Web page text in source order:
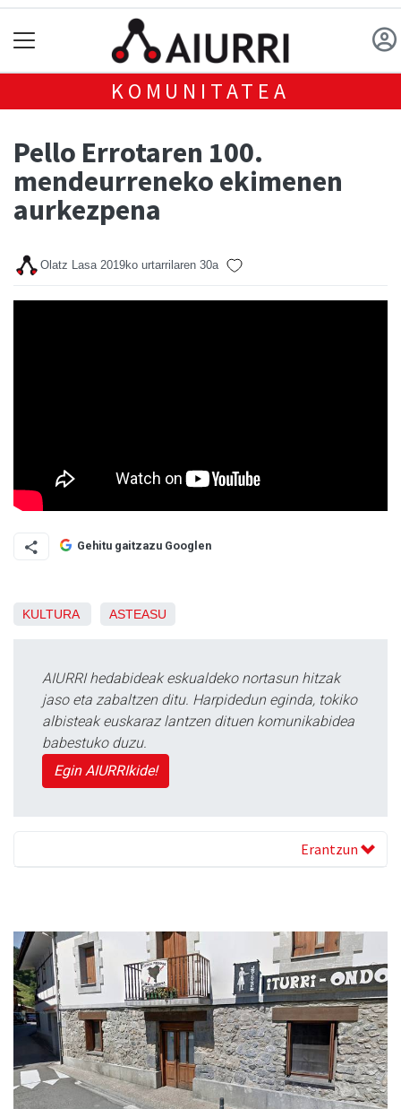
KOMUNITATEA
Pello Errotaren 100.
mendeurreneko ekimenen
aurkezpena
Olatz Lasa 2019ko urtarrilaren 30a
Gehitu gaitzazu Googlen
KULTURA ASTEASU
AIURRI hedabideak eskualdeko nortasun hitzak
jaso eta zabaltzen ditu. Harpidedun eginda, tokiko
albisteak euskaraz lantzen dituen komunikabidea
babestuko duzu.
Egin AIURRIkide!
Erantzun